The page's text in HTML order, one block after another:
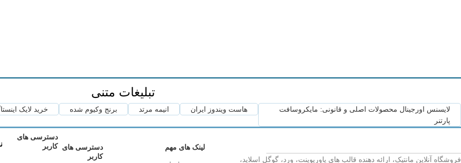
تبلیغات متنی
لایسنس اورجینال محصولات اصلی و قانونی: مایکروسافت
پارتنر
هاست ویندوز ایران انیمه مرتد برنج وکیوم شده خرید لایک
فروشگاه آنلاین مانتیک، ارائه دهنده قالب های پاورپوینت، ورد، گوگل اسلاید،
لینک های مهم
دسترسی های
کاربر
دسترسی های
کاربر